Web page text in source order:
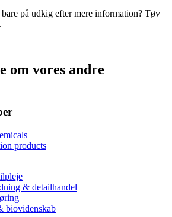
på udkig efter mere information? Tøv
om vores andre
& detailhandel
biovidenskab